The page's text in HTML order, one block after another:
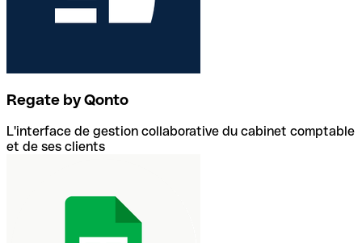
Regate by Qonto
L'interface de gestion collaborative du cabinet comptable
et de ses clients